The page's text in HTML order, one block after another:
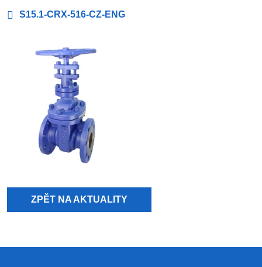
S15.1-CRX-516-CZ-ENG
ZPĚT NA AKTUALITY